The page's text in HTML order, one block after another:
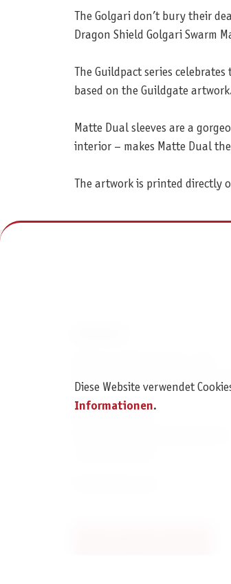
The Golgari don’t bury their
Dragon Shield Golgari Swarm
The Guildpact series
based on the Guildgate
Matte Dual sleeves are a
interior – makes Matte Dual
The artwork is printed directly
Medienvertriebsgesellschaft
Diese Website verwendet
Informationen.